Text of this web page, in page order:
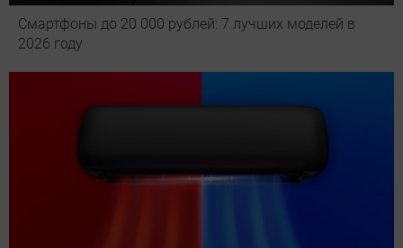
Смартфоны до 20 000 рублей: 7 лучших моделей в
2026 году